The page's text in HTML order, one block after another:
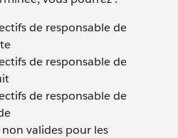
de responsable de
de responsable de
de responsable de
valides pour les